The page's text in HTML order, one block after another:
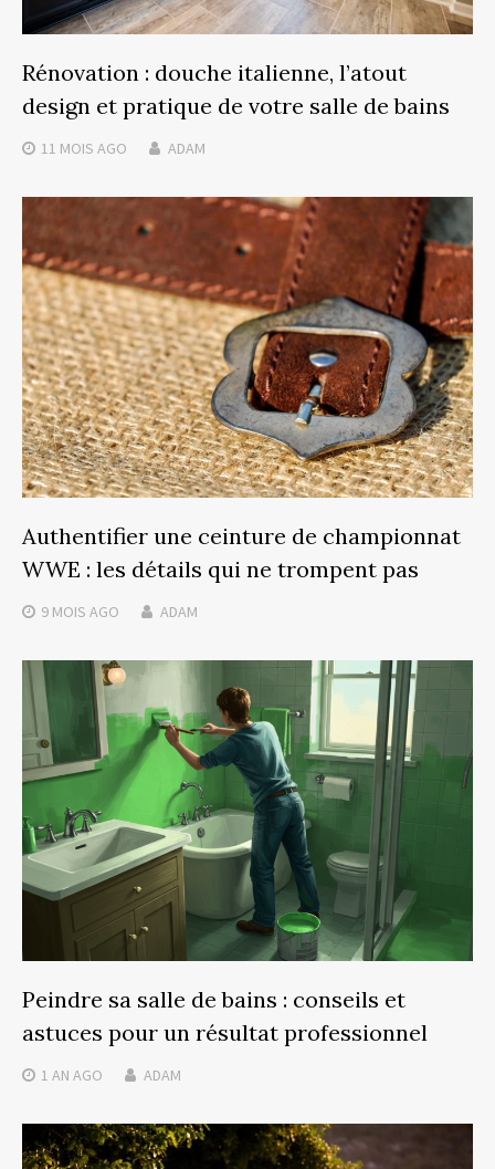
Rénovation : douche italienne, l’atout
design et pratique de votre salle de bains
11 MOIS AGO ADAM
Authentifier une ceinture de championnat
WWE : les détails qui ne trompent pas
9 MOIS AGO ADAM
Peindre sa salle de bains : conseils et
astuces pour un résultat professionnel
1 AN AGO ADAM